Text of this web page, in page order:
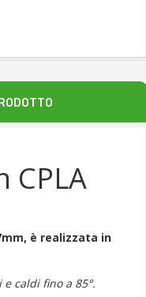
CPLA
è realizzata in
caldi fino a 85°.